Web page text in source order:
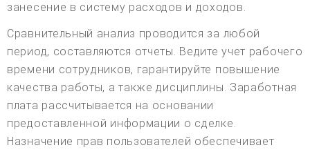
занесение в систему расходов и доходов.
Сравнительный анализ проводится за любой
период, составляются отчеты. Ведите учет рабочего
времени сотрудников, гарантируйте повышение
качества работы, а также дисциплины. Заработная
плата рассчитывается на основании
предоставленной информации о сделке.
Назначение прав пользователей обеспечивает